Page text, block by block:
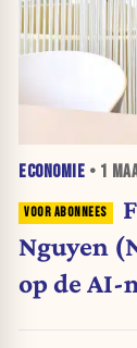
ECONOMIE • 1
Nguyen
op de AI-